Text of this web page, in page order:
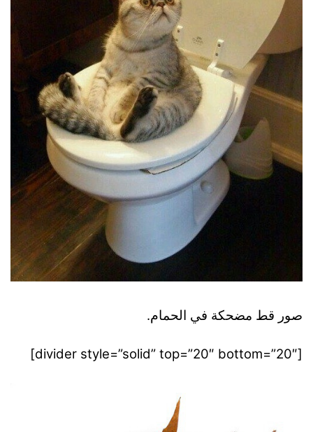
صور قط مضحكة في الحمام.
[divider style=”solid” top=”20″ bottom=”20″]